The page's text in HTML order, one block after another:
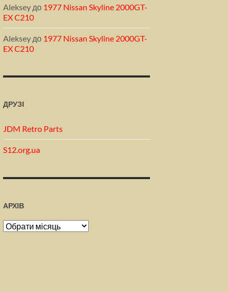
Aleksey до 1977 Nissan Skyline 2000GT-
EX C210
Aleksey до 1977 Nissan Skyline 2000GT-
EX C210
ДРУЗІ
JDM Retro Parts
S12.org.ua
АРХІВ
Архів